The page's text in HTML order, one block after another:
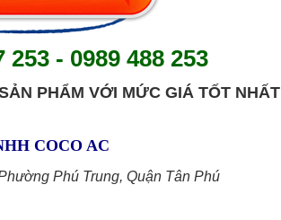
253 - 0989 488 253
PHẨM VỚI MỨC GIÁ TỐT NHẤT
COCO AC
Phú Trung, Quận Tân Phú